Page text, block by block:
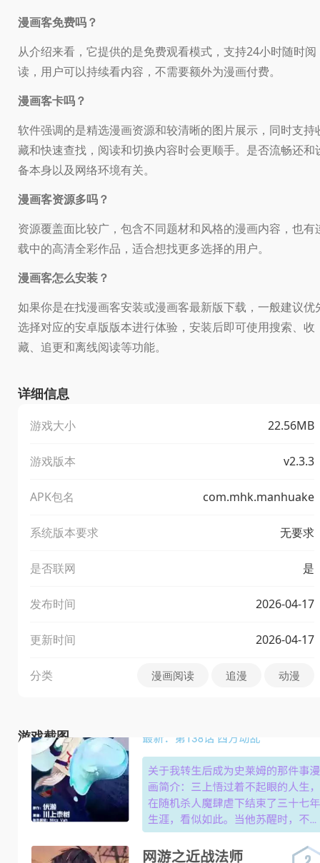
漫画客免费吗？
从介绍来看，它提供的是免费观看模式，支持24小时随时阅
读，用户可以持续看内容，不需要额外为漫画付费。
漫画客卡吗？
软件强调的是精选漫画资源和较清晰的图片展示，同时支持
藏和快速查找，阅读和切换内容时会更顺手。是否流畅还和
备本身以及网络环境有关。
漫画客资源多吗？
资源覆盖面比较广，包含不同题材和风格的漫画内容，也有
载中的高清全彩作品，适合想找更多选择的用户。
漫画客怎么安装？
如果你是在找漫画客安装或漫画客最新版下载，一般建议优
选择对应的安卓版版本进行体验，安装后即可使用搜索、收
藏、追更和离线阅读等功能。
详细信息
游戏大小 22.56MB
游戏版本 v2.3.3
APK包名 com.mhk.manhuake
系统版本要求 无要求
是否联网 是
发布时间 2026-04-17
更新时间 2026-04-17
分类 漫画阅读 追漫 动漫
游戏截图